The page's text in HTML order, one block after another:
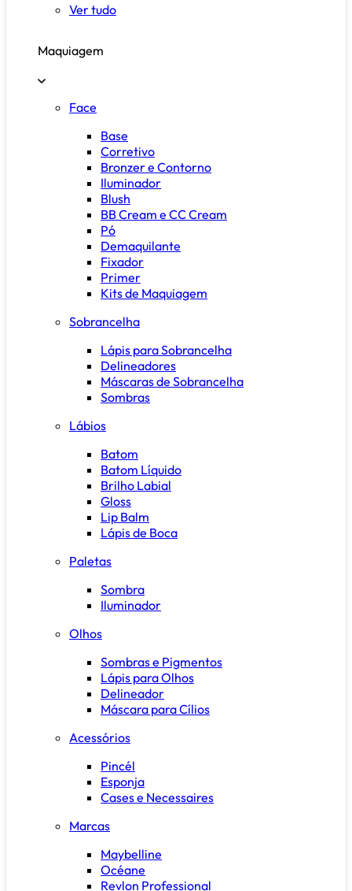
Ver tudo
Maquiagem
Face
Base
Corretivo
Bronzer e Contorno
Iluminador
Blush
BB Cream e CC Cream
Pó
Demaquilante
Fixador
Primer
Kits de Maquiagem
Sobrancelha
Lápis para Sobrancelha
Delineadores
Máscaras de Sobrancelha
Sombras
Lábios
Batom
Batom Líquido
Brilho Labial
Gloss
Lip Balm
Lápis de Boca
Paletas
Sombra
Iluminador
Olhos
Sombras e Pigmentos
Lápis para Olhos
Delineador
Máscara para Cílios
Acessórios
Pincél
Esponja
Cases e Necessaires
Marcas
Maybelline
Océane
Revlon Professional